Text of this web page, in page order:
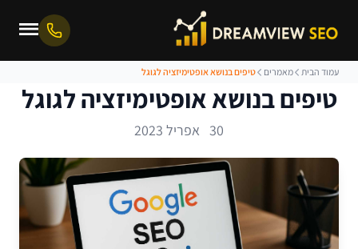
עמוד הבית מאמרים טיפים בנושא אופטימיזציה לגוגל
טיפים בנושא אופטימיזציה לגוגל
30 אפריל 2023